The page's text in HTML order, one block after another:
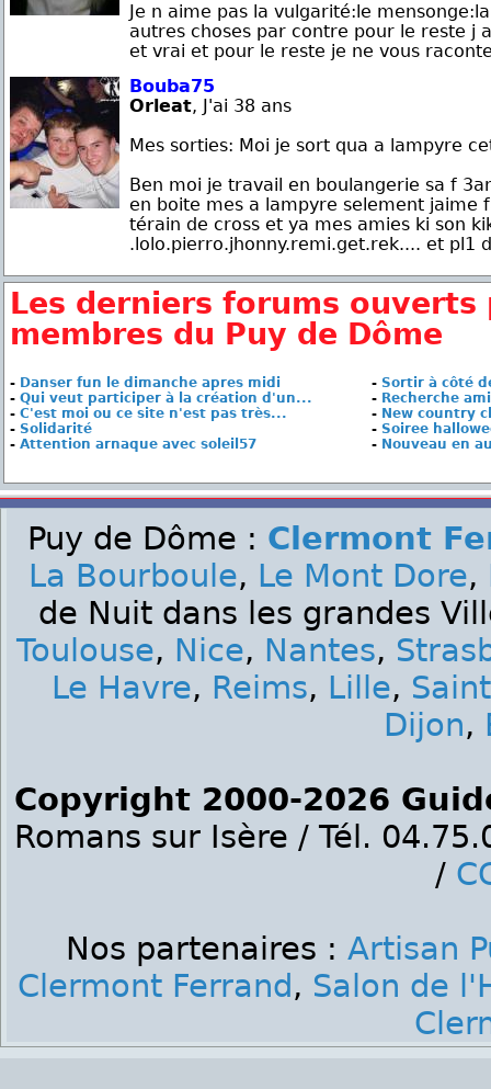
Je n aime pas la vulgarité:le
autres choses par contre pour le reste j
et vrai et pour le reste je ne vous
Bouba75
Orleat, J'ai 38 ans
Mes sorties: Moi je sort qua a lampyre
Ben moi je travail en boulangerie sa f
en boite mes a lampyre selement jaime
térain de cross et ya mes amies ki son
.lolo.pierro.jhonny.remi.get.rek.... et pl1
Les derniers forums ouverts
membres du Puy de Dôme
- Danser fun le dimanche apres midi
- Qui veut participer à la création d'un...
- C'est moi ou ce site n'est pas très...
- Solidarité
- Attention arnaque avec soleil57
- Sortir à côté
- Recherche
- New country
- Soiree
- Nouveau en
Puy de Dôme : Clermont
La Bourboule, Le Mont Dore,
de Nuit dans les grandes
Toulouse, Nice, Nantes,
Le Havre, Reims, Lille,
Dijon,
Copyright 2000-2026
Romans sur Isère / Tél.
/
Nos partenaires : Artisan
Clermont Ferrand , Salon de